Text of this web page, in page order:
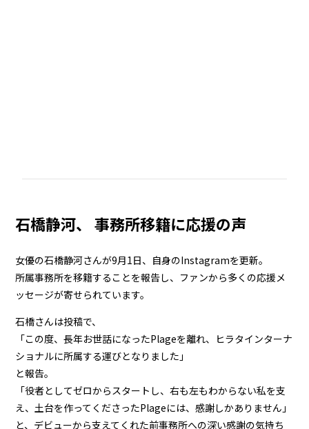
石橋静河、 事務所移籍に応援の声
女優の石橋静河さんが9月1日、自身のInstagramを更新。
所属事務所を移籍することを報告し、ファンから多くの応援メ
ッセージが寄せられています。
石橋さんは投稿で、
「この度、長年お世話になったPlageを離れ、ヒラタインターナ
ショナルに所属する運びとなりました」
と報告。
「役者としてゼロからスタートし、右も左もわからない私を支
え、土台を作ってくださったPlageには、感謝しかありません」
と、デビューから支えてくれた前事務所への深い感謝の気持ち